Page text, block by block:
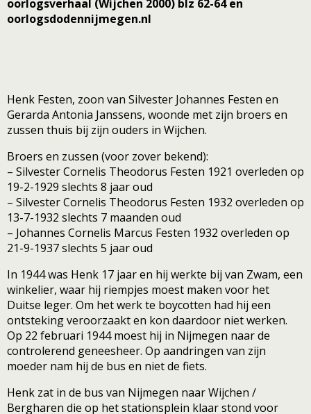
oorlogsverhaal (Wijchen 2000) blz 62-64 en
oorlogsdodennijmegen.nl
Henk Festen, zoon van Silvester Johannes Festen en
Gerarda Antonia Janssens, woonde met zijn broers en
zussen thuis bij zijn ouders in Wijchen.
Broers en zussen (voor zover bekend):
– Silvester Cornelis Theodorus Festen 1921 overleden op
19-2-1929 slechts 8 jaar oud
– Silvester Cornelis Theodorus Festen 1932 overleden op
13-7-1932 slechts 7 maanden oud
– Johannes Cornelis Marcus Festen 1932 overleden op
21-9-1937 slechts 5 jaar oud
In 1944 was Henk 17 jaar en hij werkte bij van Zwam, een
winkelier, waar hij riempjes moest maken voor het
Duitse leger. Om het werk te boycotten had hij een
ontsteking veroorzaakt en kon daardoor niet werken.
Op 22 februari 1944 moest hij in Nijmegen naar de
controlerend geneesheer. Op aandringen van zijn
moeder nam hij de bus en niet de fiets.
Henk zat in de bus van Nijmegen naar Wijchen /
Bergharen die op het stationsplein klaar stond voor